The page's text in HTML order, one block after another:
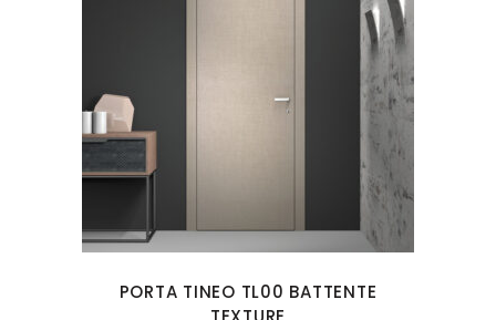
PORTA TINEO TL00 BATTENTE